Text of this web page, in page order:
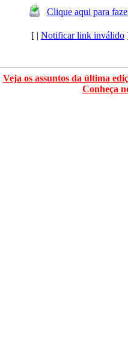
Clique aqui para
[ | Notificar link inválido
Veja os assuntos da última
Conheça